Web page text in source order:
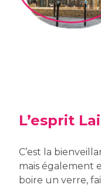
L’esprit
C’est la
mais également
boire un verre,